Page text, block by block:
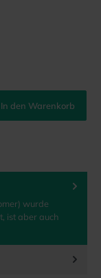
In den Warenkorb
wurde
ist aber auch